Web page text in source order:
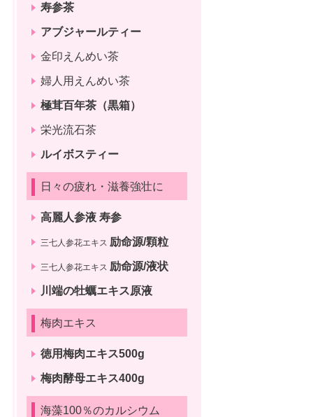
寿参茶
アブジャールティー
金印えんめい茶
婦人用えんめい茶
極茸百年茶（黒箱）
栄光流石茶
ルイボスティー
日々の疲れ・滋養強壮に
高麗人参液 寿参
三七人参花エキス 励命源/顆粒
三七人参花エキス 励命源/液状
川端の牡蠣エキス原液
梅肉エキス
徳用梅肉エキス500g
梅肉酵母エキス400g
海藻100％のカルシウム